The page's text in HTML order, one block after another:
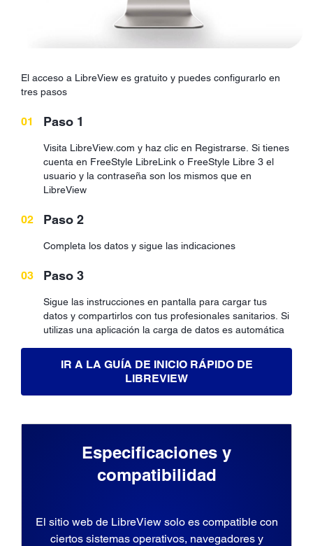
El acceso a LibreView es gratuito y puedes configurarlo en
tres pasos
Paso 1
Visita LibreView.com y haz clic en Registrarse. Si tienes
cuenta en FreeStyle LibreLink o FreeStyle Libre 3 el
usuario y la contraseña son los mismos que en
LibreView
Paso 2
Completa los datos y sigue las indicaciones
Paso 3
Sigue las instrucciones en pantalla para cargar tus
datos y compartirlos con tus profesionales sanitarios. Si
utilizas una aplicación la carga de datos es automática
IR A LA GUÍA DE INICIO RÁPIDO DE
LIBREVIEW
Especificaciones y
compatibilidad
El sitio web de LibreView solo es compatible con
ciertos sistemas operativos, navegadores y